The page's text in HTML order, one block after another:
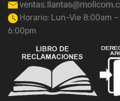
Horario: Lun-Vie 8:00am
6:00pm